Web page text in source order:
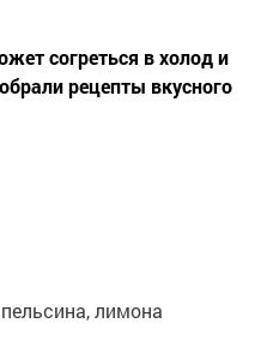
согреться в холод и
рецепты вкусного
лимона